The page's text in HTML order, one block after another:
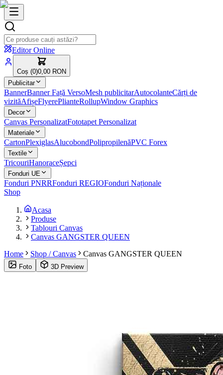
Editor Online
Coș (0)0,00 RON
Publicitar
BannerBanner Față VersoMesh publicitarAutocolanteCărți de
vizităAfișeFlyerePlianteRollupWindow Graphics
Decor
Canvas PersonalizatFototapet Personalizat
Materiale
CartonPlexiglasAlucobondPolipropilenăPVC Forex
Textile
TricouriHanoraceȘepci
Fonduri UE
Fonduri PNRRFonduri REGIOFonduri Naționale
Shop
Acasa
Produse
Tablouri Canvas
Canvas GANGSTER QUEEN
Home
Shop / Canvas Canvas GANGSTER QUEEN
Foto 3D Preview